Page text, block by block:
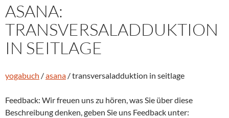
ASANA:
TRANSVERSALADDUKTION
IN SEITLAGE
yogabuch /asana / transversaladduktion in seitlage
Feedback: Wir freuen uns zu hören, was Sie über diese
Beschreibung denken, geben Sie uns Feedback unter: